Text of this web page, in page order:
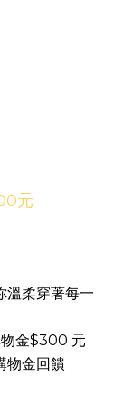
元
溫柔穿著每一
物金$300 元
物金回饋